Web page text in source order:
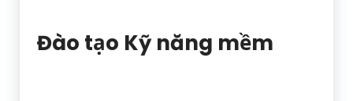
Đào tạo Kỹ năng mềm